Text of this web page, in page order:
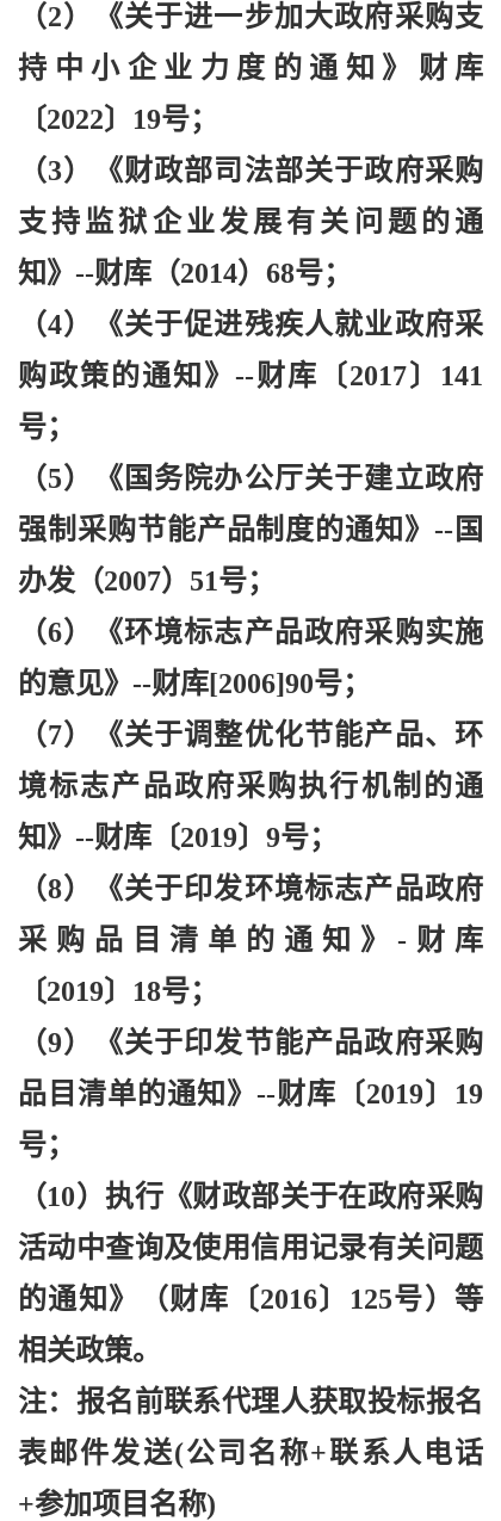
（2）《关于进一步加大政府采购支
持中小企业力度的通知》财库
〔2022〕19号；
（3）《财政部司法部关于政府采购
支持监狱企业发展有关问题的通
知》--财库（2014）68号；
（4）《关于促进残疾人就业政府采
购政策的通知》--财库〔2017〕141
号；
（5）《国务院办公厅关于建立政府
强制采购节能产品制度的通知》--国
办发（2007）51号；
（6）《环境标志产品政府采购实施
的意见》--财库[2006]90号；
（7）《关于调整优化节能产品、环
境标志产品政府采购执行机制的通
知》--财库〔2019〕9号；
（8）《关于印发环境标志产品政府
采购品目清单的通知》-财库
〔2019〕18号；
（9）《关于印发节能产品政府采购
品目清单的通知》--财库〔2019〕19
号；
（10）执行《财政部关于在政府采购
活动中查询及使用信用记录有关问题
的通知》（财库〔2016〕125号）等
相关政策。
注：报名前联系代理人获取投标报名
表邮件发送(公司名称+联系人电话
+参加项目名称)